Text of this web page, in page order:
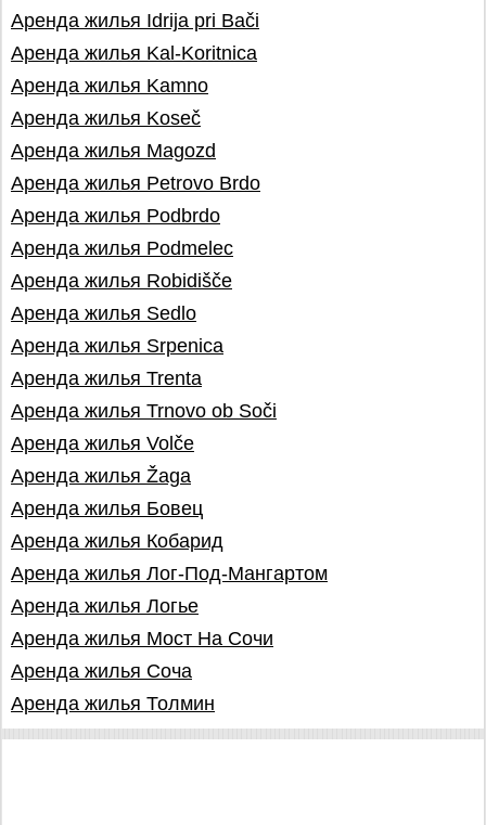
Аренда жилья Idrija pri Bači
Аренда жилья Kal-Koritnica
Аренда жилья Kamno
Аренда жилья Koseč
Аренда жилья Magozd
Аренда жилья Petrovo Brdo
Аренда жилья Podbrdo
Аренда жилья Podmelec
Аренда жилья Robidišče
Аренда жилья Sedlo
Аренда жилья Srpenica
Аренда жилья Trenta
Аренда жилья Trnovo ob Soči
Аренда жилья Volče
Аренда жилья Žaga
Аренда жилья Бовец
Аренда жилья Кобарид
Аренда жилья Лог-Под-Мангартом
Аренда жилья Логье
Аренда жилья Мост На Сочи
Аренда жилья Соча
Аренда жилья Толмин